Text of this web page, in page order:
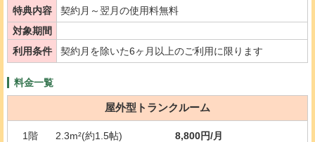
特典内容
契約月～翌月の使用料無料
対象期間
利用条件
契約月を除いた6ヶ月以上のご利用に限ります
料金一覧
屋外型トランクルーム
1階 2.3m²(約1.5帖) 8,800円/月